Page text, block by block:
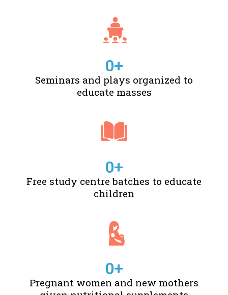
Seminars and plays organized to
educate masses
0+
Free study centre batches to educate
children
0+
Pregnant women and new mothers
0+